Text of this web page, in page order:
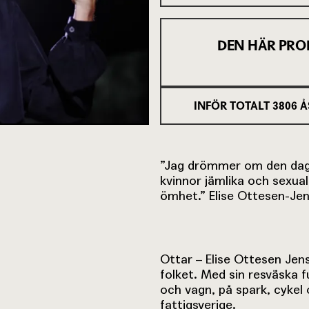
DEN HÄR
INFÖR TOTALT 3806
”Jag drömmer om den
kvinnor jämlika och
ömhet.” Elise Ottesen-
Ottar – Elise Ottesen
folket. Med sin resväska
och vagn, på spark,
fattigsverige.